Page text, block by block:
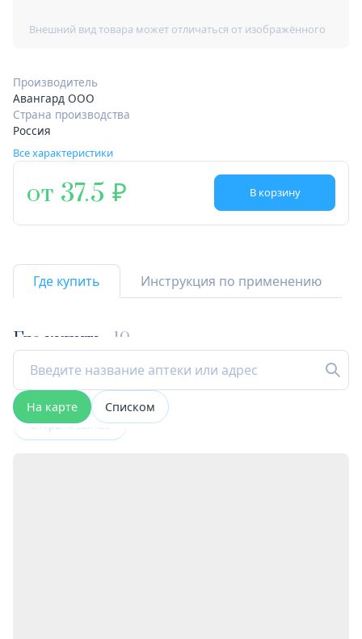
Производитель
Авангард ООО
Страна производства
Россия
Все характеристики
от 37.5 В корзину
Где купить Инструкция по применению
Где купить 19
На карте Списком
Открыта сейчас